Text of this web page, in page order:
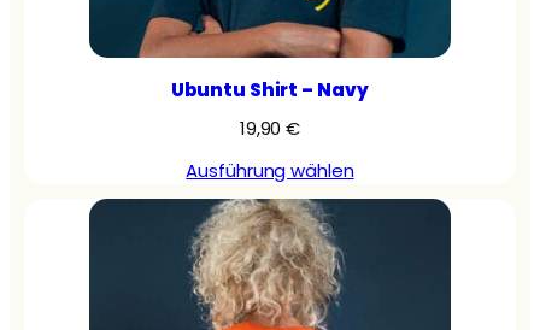
Ubuntu Shirt – Navy
19,90€
Ausführung wählen